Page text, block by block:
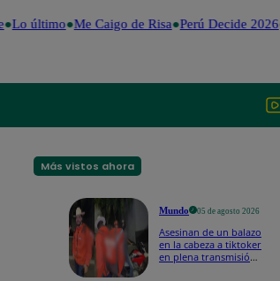
Lo último Me Caigo de Risa Perú Decide 2026
Más vistos ahora
Mundo 05 de agosto 2026
Asesinan de un balazo
en la cabeza a tiktoker
en plena transmisión